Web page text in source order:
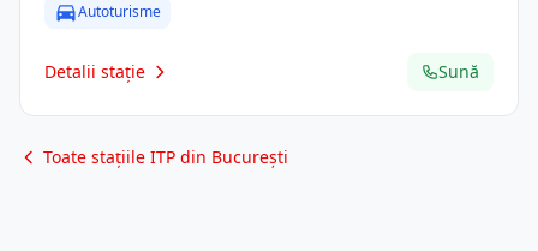
Autoturisme
Detalii stație Sună
Toate stațiile ITP din București